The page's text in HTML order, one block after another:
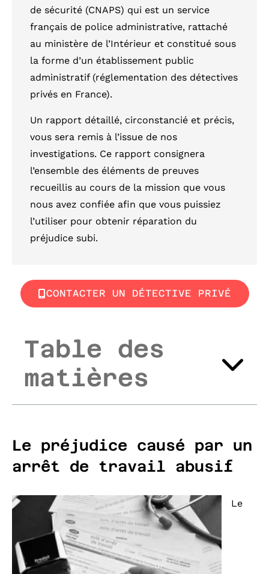
de sécurité (CNAPS) qui est un service
français de police administrative, rattaché
au ministère de l’Intérieur et constitué sous
la forme d’un établissement public
administratif (réglementation des détectives
privés en France).
Un rapport détaillé, circonstancié et précis,
vous sera remis à l’issue de nos
investigations. Ce rapport consignera
l’ensemble des éléments de preuves
recueillis au cours de la mission que vous
nous avez confiée afin que vous puissiez
l’utiliser pour obtenir réparation du
préjudice subi.
CONTACTER UN DÉTECTIVE PRIVÉ
Table des
matières
Le préjudice causé par un
arrêt de travail abusif
Le